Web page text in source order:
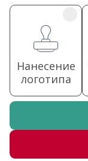
Нанесение
логотипа